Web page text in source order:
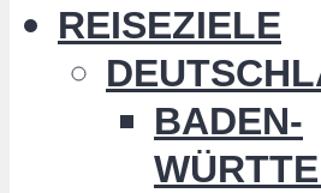
REISEZIELE
BADEN-